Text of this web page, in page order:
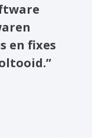
en fixes